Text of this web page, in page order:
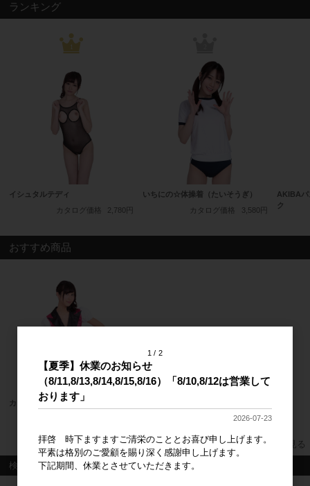
ランキング
1
イシュタルテディ
カタログ価格
2,780円
いちにの☆体操着（たいそうぎ）
カタログ価格
3,580円
AKIBAパ
ク
おすすめ商品
カジノパラダイス
すべてのおすすめ商品を見る
検索
1 2
【夏季】休業のお知らせ
（8/11,8/13,8/14,8/15,8/16）「8/10,8/12は営業して
おります」
2026-07-23
拝啓 時下ますますご清栄のこととお喜び申し上げます。
平素は格別のご愛顧を賜り深く感謝申し上げます。
下記期間、休業とさせていただきます。